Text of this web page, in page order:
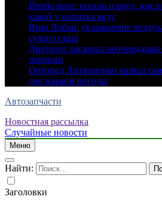
Йерба мате: польза и вред, как
какой у напитка вкус
Врач Лобан: увлажнение
сухого глаза
Диетолог раскрыл
черники
Ортопед Литвиненко назвал
для жаркой погоды
Автозапчасти
Новостная рассылка
Случайные новости
Меню
Найти:
Заголовки